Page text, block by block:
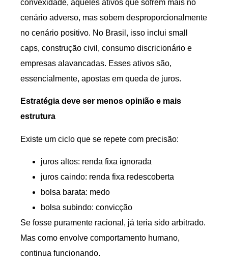
convexidade, aqueles ativos que sofrem mais no
cenário adverso, mas sobem desproporcionalmente
no cenário positivo. No Brasil, isso inclui small
caps, construção civil, consumo discricionário e
empresas alavancadas. Esses ativos são,
essencialmente, apostas em queda de juros.
Estratégia deve ser menos opinião e mais
estrutura
Existe um ciclo que se repete com precisão:
juros altos: renda fixa ignorada
juros caindo: renda fixa redescoberta
bolsa barata: medo
bolsa subindo: convicção
Se fosse puramente racional, já teria sido arbitrado.
Mas como envolve comportamento humano,
continua funcionando.